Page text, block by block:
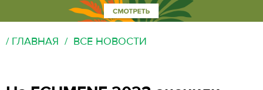
ГЛАВНАЯ ВСЕ НОВОСТИ